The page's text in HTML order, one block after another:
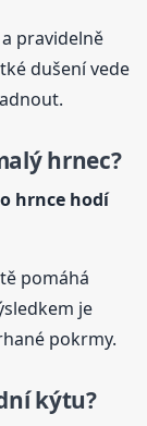
pravidelně
dušení vede
hrnec?
hrnce hodí
pomáhá
je
pokrmy.
kýtu?